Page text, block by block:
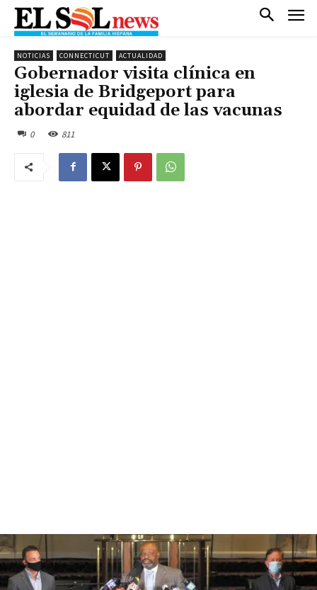
NOTICIAS CONNECTICUT ACTUALIDAD
Gobernador visita clínica en
iglesia de Bridgeport para
abordar equidad de las vacunas
0 811